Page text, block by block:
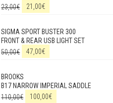
23,00€ 21,00€
SIGMA SPORT BUSTER 300
FRONT & REAR USB LIGHT SET
50,00€ 47,00€
BROOKS
B17 NARROW IMPERIAL SADDLE
110,00€ 100,00€